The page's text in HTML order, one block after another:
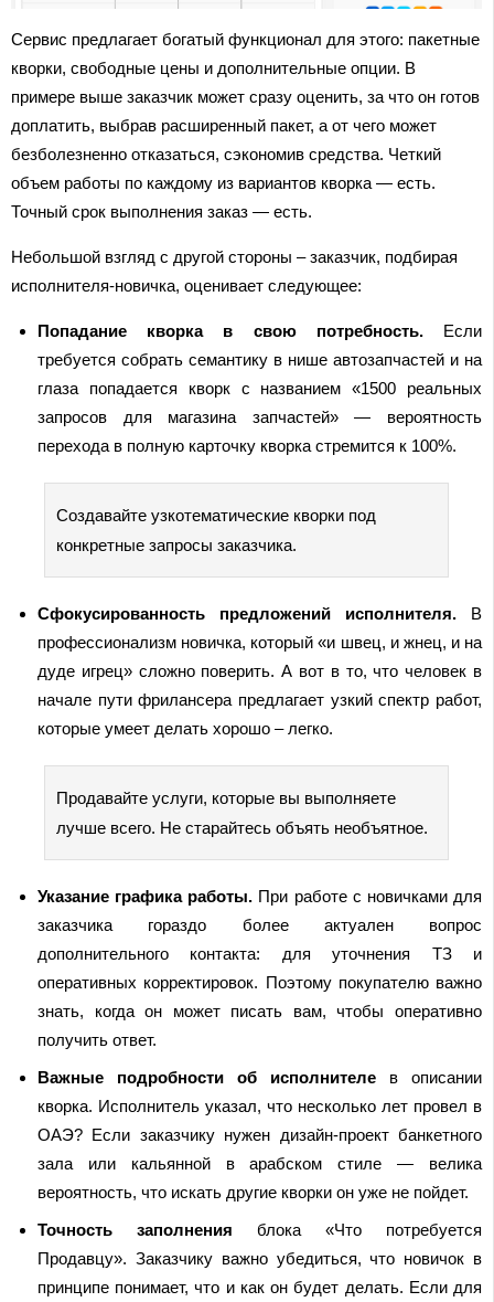
Сервис предлагает богатый функционал для этого: пакетные
кворки, свободные цены и дополнительные опции. В
примере выше заказчик может сразу оценить, за что он готов
доплатить, выбрав расширенный пакет, а от чего может
безболезненно отказаться, сэкономив средства. Четкий
объем работы по каждому из вариантов кворка — есть.
Точный срок выполнения заказ — есть.
Небольшой взгляд с другой стороны – заказчик, подбирая
исполнителя-новичка, оценивает следующее:
Попадание кворка в свою потребность.Если
требуется собрать семантику в нише автозапчастей и на
глаза попадается кворк с названием «1500 реальных
запросов для магазина запчастей» — вероятность
перехода в полную карточку кворка стремится к 100%.
Создавайте узкотематические кворки под
конкретные запросы заказчика.
Сфокусированность предложений исполнителя. В
профессионализм новичка, который «и швец, и жнец, и на
дуде игрец» сложно поверить. А вот в то, что человек в
начале пути фрилансера предлагает узкий спектр работ,
которые умеет делать хорошо – легко.
Продавайте услуги, которые вы выполняете
лучше всего. Не старайтесь объять необъятное.
Указание графика работы. При работе с новичками для
заказчика гораздо более актуален вопрос
дополнительного контакта: для уточнения ТЗ и
оперативных корректировок. Поэтому покупателю важно
знать, когда он может писать вам, чтобы оперативно
получить ответ.
Важные подробности об исполнителе в описании
кворка. Исполнитель указал, что несколько лет провел в
ОАЭ? Если заказчику нужен дизайн-проект банкетного
зала или кальянной в арабском стиле — велика
вероятность, что искать другие кворки он уже не пойдет.
Точность заполнения блока «Что потребуется
Продавцу». Заказчику важно убедиться, что новичок в
принципе понимает, что и как он будет делать. Если для